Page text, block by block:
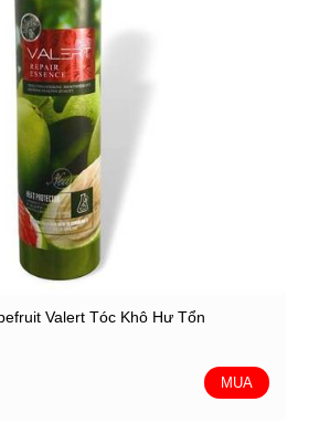
Valert Tóc Khô Hư Tổn
MUA